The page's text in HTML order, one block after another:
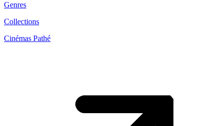
Genres
Collections
Cinémas Pathé